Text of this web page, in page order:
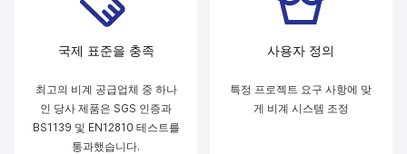
국제 표준을 충족
최고의 비계 공급업체 중 하나
인 당사 제품은 SGS 인증과
BS1139 및 EN12810 테스트를
통과했습니다.
사용자 정의
특정 프로젝트 요구 사항에 맞
게 비계 시스템 조정